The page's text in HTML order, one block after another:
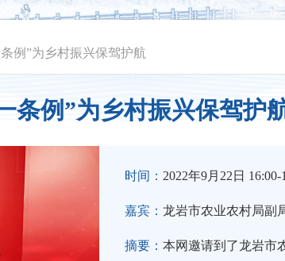
例”为乡村振兴保驾护航
条例”为乡村振兴保驾护
时间： 2022年9月22日 16:00-
嘉宾： 龙岩市农业农村局副
摘要： 本网邀请到了龙岩市